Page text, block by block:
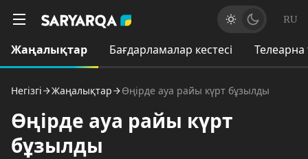
RU
Жаңалықтар Бағдарламалар кестесі
Негізгі Жаңалықтар Өңірде ауа райы күрт бұзылды
Өңірде ауа райы күрт
бұзылды